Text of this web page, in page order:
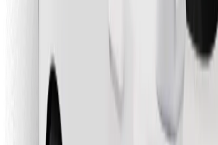
Descargar la app de Bolt Food